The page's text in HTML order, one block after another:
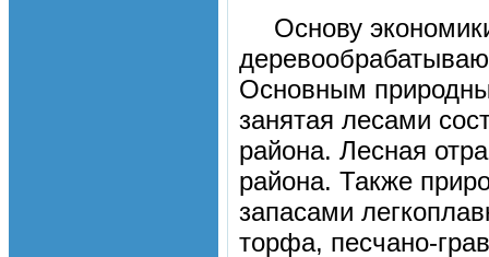
Основу
Основным
занятая лесами
района. Лесная
района. Также
запасами
торфа, песчано-